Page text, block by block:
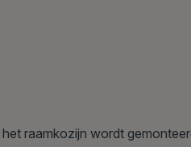
raamkozijn wordt